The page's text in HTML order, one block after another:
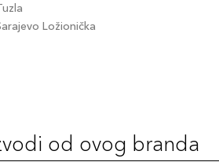
Ložionička
od ovog branda